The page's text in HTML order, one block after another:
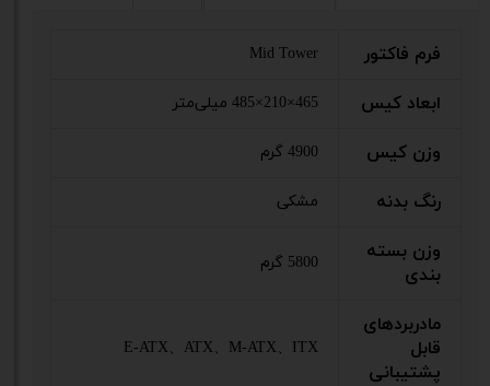
فرم فاکتور Mid Tower
ابعاد کیس 465×210×485 میلی‌متر
وزن کیس 4900 گرم
رنگ بدنه مشکی
وزن بسته
بندی
5800 گرم
مادربردهای
قابل
پشتیبانی
E-ATX、ATX、M-ATX、ITX